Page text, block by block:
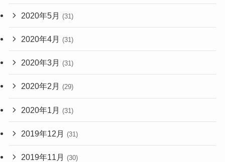
2020年5月 (31)
2020年4月 (31)
2020年3月 (31)
2020年2月 (29)
2020年1月 (31)
2019年12月 (31)
2019年11月 (30)